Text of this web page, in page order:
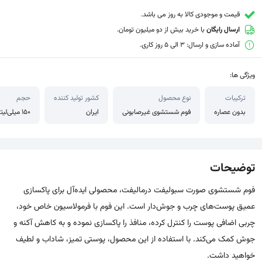
قیمت و موجودی کالا به روز می باشد.
ارسال رایگان با خرید بیش از دو میلیون تومان.
آماده سازی و ارسال: 3 الی 5 روز کاری.
ویژگی ها:
ترکیبات
بدون عصاره
نوع محصول
فوم شستشوی غیرصابونی
کشور تولید کننده
ایران
حجم
150 میلی‌لیتر
توضیحات
فوم شستشوی صورت سبولیفت درمالیفت، محصولی ایده‌آل برای پاکسازی
عمیق پوست‌های چرب و جوش‌دار است. این فوم با فرمولاسیون خاص خود،
چربی اضافی پوست را کنترل کرده، منافذ را پاکسازی نموده و به کاهش آکنه و
جوش کمک می‌کند. با استفاده از این محصول، پوستی تمیز، شاداب و لطیف
خواهید داشت.